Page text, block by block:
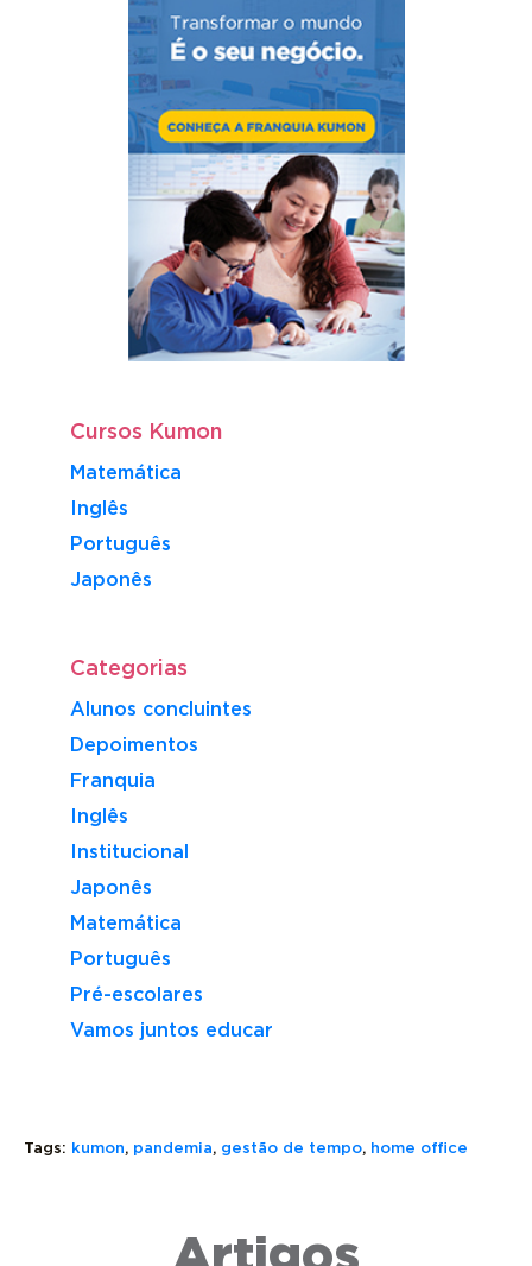
Cursos Kumon
Matemática
Inglês
Português
​Japonês
Categorias
Alunos concluintes
Depoimentos
Franquia
Inglês
Institucional
Japonês
Matemática
Português
Pré-escolares
Vamos juntos educar
Tags: kumon, pandemia, gestão de tempo, home office